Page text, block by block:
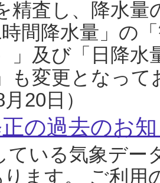
精査し、降水
時間降水量」の
」及び「日降
も変更となっ
20日）
の過去のお
いる気象デー
ます。 ご利用